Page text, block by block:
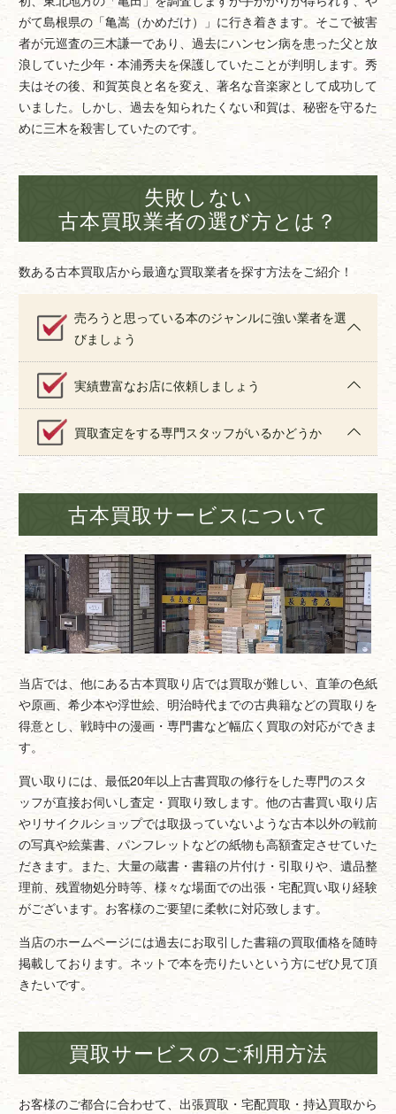
がて島根県の「亀嵩（かめだけ）」に行き着きます。そこで被害
者が元巡査の三木謙一であり、過去にハンセン病を患った父と放
浪していた少年・本浦秀夫を保護していたことが判明します。秀
夫はその後、和賀英良と名を変え、著名な音楽家として成功して
いました。しかし、過去を知られたくない和賀は、秘密を守るた
めに三木を殺害していたのです。
失敗しない
古本買取業者の選び方とは？
数ある古本買取店から最適な買取業者を探す方法をご紹介！
売ろうと思っている本のジャンルに強い業者を選
びましょう
実績豊富なお店に依頼しましょう
買取査定をする専門スタッフがいるかどうか
古本買取サービスについて
当店では、他にある古本買取り店では買取が難しい、直筆の色紙
や原画、希少本や浮世絵、明治時代までの古典籍などの買取りを
得意とし、戦時中の漫画・専門書など幅広く買取の対応ができま
す。
買い取りには、最低20年以上古書買取の修行をした専門のスタ
ッフが直接お伺いし査定・買取り致します。他の古書買い取り店
やリサイクルショップでは取扱っていないような古本以外の戦前
の写真や絵葉書、パンフレットなどの紙物も高額査定させていた
だきます。また、大量の蔵書・書籍の片付け・引取りや、遺品整
理前、残置物処分時等、様々な場面での出張・宅配買い取り経験
がございます。お客様のご要望に柔軟に対応致します。
当店のホームページには過去にお取引した書籍の買取価格を随時
掲載しております。ネットで本を売りたいという方にぜひ見て頂
きたいです。
買取サービスのご利用方法
お客様のご都合に合わせて、出張買取・宅配買取・持込買取から